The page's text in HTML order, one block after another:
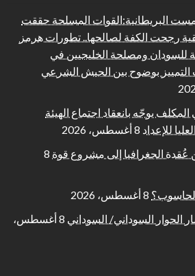
البريطانية:القوات المسلحة حققت
رجحت الكفة لصالحها.. تطورات هرمز
للسودان ومصلحة الخليجيين في
التمييز بوضوح بين الجيش الشرعي
يوجّه بانعقاد اجتماع الهيئة
للإعداد 8 أغسطس، 2026
عُقدة الجغرافيا إلى مشروع قوة 8
8 أغسطس، 2026
الحوار السوداني/ السوداني
8 أغسطس،